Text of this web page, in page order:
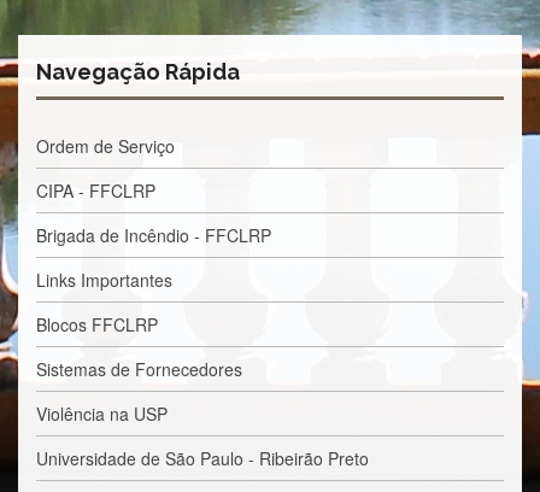
Navegação Rápida
Ordem de Serviço
CIPA - FFCLRP
Brigada de Incêndio - FFCLRP
Links Importantes
Blocos FFCLRP
Sistemas de Fornecedores
Violência na USP
Universidade de São Paulo - Ribeirão Preto